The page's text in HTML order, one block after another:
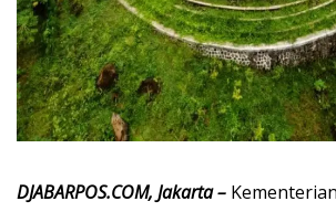
DJABARPOS.COM, Jakarta –